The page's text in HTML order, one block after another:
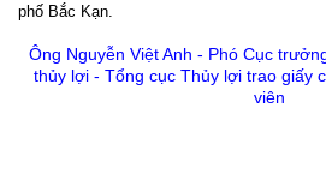
phố Bắc Kạn.
Ông Nguyễn Việt Anh - Phó Cục
thủy lợi - Tổng cục Thủy lợi trao giấy
viên